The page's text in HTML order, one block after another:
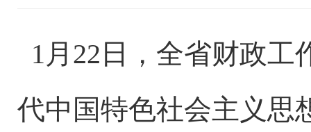
1月22日，全省财政
代中国特色社会主义思